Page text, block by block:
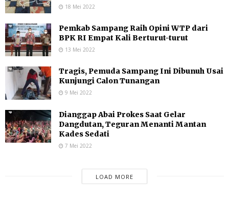
18 Mei 2022
Pemkab Sampang Raih Opini WTP dari
BPK RI Empat Kali Berturut-turut
13 Mei 2022
Tragis, Pemuda Sampang Ini Dibunuh Usai
Kunjungi Calon Tunangan
9 Mei 2022
Dianggap Abai Prokes Saat Gelar
Dangdutan, Teguran Menanti Mantan
Kades Sedati
7 Mei 2022
LOAD MORE